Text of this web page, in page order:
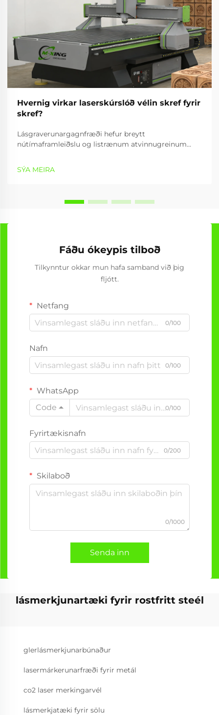
Hvernig virkar laserskúrslóð vélin skref fyrir
skref?
Lásgraverunargagnfræði hefur breytt
nútímaframleiðslu og listrænum atvinnugreinum
fjölbreytta getur til að vinna efni. Graverunartæki
notar samleitnan lásstrála til að búa til nákvæmar
SÝA MEIRA
Fáðu ókeypis tilboð
Tilkynntur okkar mun hafa samband við þig
fljótt.
Netfang
0/100
Nafn
0/100
WhatsApp
Code
0/100
Fyrirtækisnafn
0/200
Skilaboð
0/1000
Senda inn
lásmerkjunartæki fyrir rostfritt steél
glerlásmerkjunarbúnaður
lasermárkerunarfræði fyrir metál
co2 laser merkingarvél
lásmerkjatæki fyrir sölu